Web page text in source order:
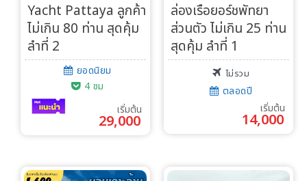
Yacht Pattaya ลูกค้า
ไม่เกิน 80 ท่าน สุดคุ้ม
ลำที่ 2
ยอดนิยม
4 ชม
เริ่มต้น
29,000
ล่องเรือยอร์ชพัทยา
ส่วนตัว ไม่เกิน 25 ท่าน
สุดคุ้ม ลำที่ 1
ไม่รวม
ตลอดปี
เริ่มต้น
14,000